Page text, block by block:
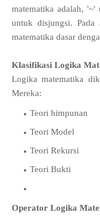
matematika adalah,
untuk disjungsi.
matematika dasar
Klasifikasi Logika
Logika matematika
Mereka:
Teori himpunan
Teori Model
Teori Rekursi
Teori Bukti
Operator Logika